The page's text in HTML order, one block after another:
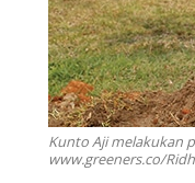
Kunto Aji melakukan
www.greeners.co/